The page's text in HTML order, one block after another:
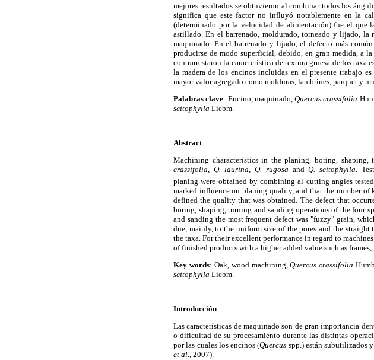
mejores resultados se obtuvieron al combinar todos los
significa que este factor no influyó notablemente en la
(determinado por la velocidad de alimentación) fue el que
astillado. En el barrenado, moldurado, torneado y lijado, la
maquinado. En el barrenado y lijado, el defecto más
producirse de modo superficial, debido, en gran medida, a
contrarrestaron la característica de textura gruesa de los taxa
la madera de los encinos incluidas en el presente trabajo
mayor valor agregado como molduras, lambrines, parquet y
Palabras clave: Encino, maquinado,Quercus crassifolia
scitophylla Liebm.
Abstract
Machining characteristics in the planing, boring, shaping,
crassifolia, Q. laurina,Q. rugosa andQ. scitophylla.
planing were obtained by combining al cutting angles
marked influence on planing quality, and that the number of
defined the quality that was obtained. The defect that
boring, shaping, turning and sanding operations of the four
and sanding the most frequent defect was "fuzzy" grain,
due, mainly, to the uniform size of the pores and the
the taxa. For their excellent performance in regard to
of finished products with a higher added value such as
Key words: Oak, wood machining,Quercus crassifolia
scitophylla Liebm.
Introducción
Las características de maquinado son de gran importancia
o dificultad de su procesamiento durante las distintas
por las cuales los encinos (Quercus spp.) están subutilizados
et al., 2007).